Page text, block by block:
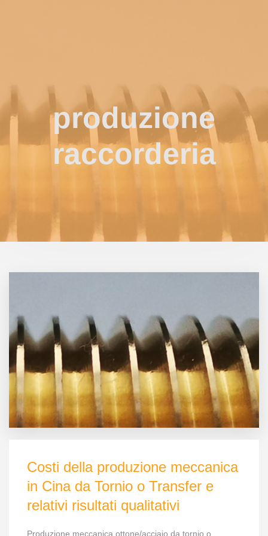
produzione
raccorderia
Costi della produzione meccanica
in Cina da Tornio o Transfer e
relativi risultati qualitativi
Produzione meccanica ottone/acciaio da tornio o